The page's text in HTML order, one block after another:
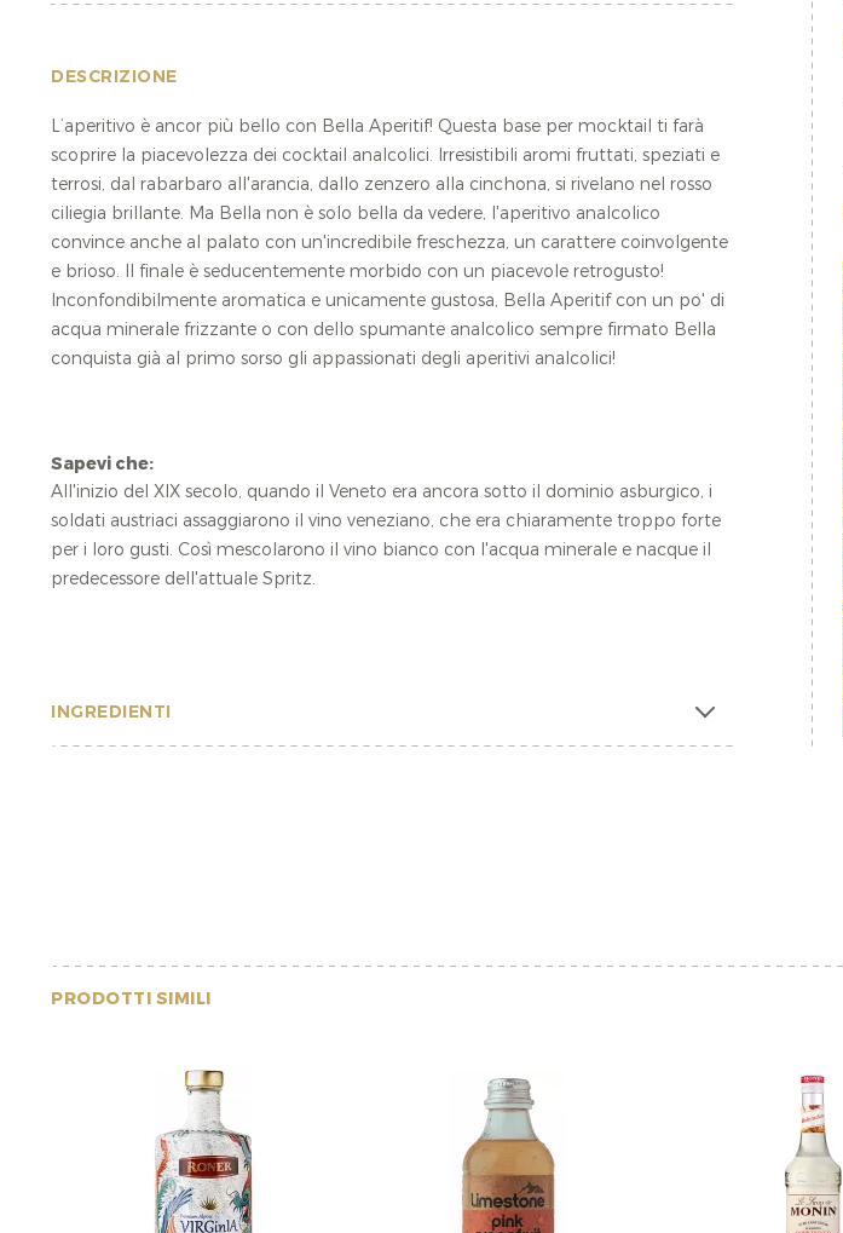
DESCRIZIONE
L’aperitivo è ancor più bello con Bella Aperitif! Questa base per mocktail ti farà
scoprire la piacevolezza dei cocktail analcolici. Irresistibili aromi fruttati, speziati e
terrosi, dal rabarbaro all'arancia, dallo zenzero alla cinchona, si rivelano nel rosso
ciliegia brillante. Ma Bella non è solo bella da vedere, l'aperitivo analcolico
convince anche al palato con un'incredibile freschezza, un carattere coinvolgente
e brioso. Il finale è seducentemente morbido con un piacevole retrogusto!
Inconfondibilmente aromatica e unicamente gustosa, Bella Aperitif con un po' di
acqua minerale frizzante o con dello spumante analcolico sempre firmato Bella
conquista già al primo sorso gli appassionati degli aperitivi analcolici!
Sapevi che:
All'inizio del XIX secolo, quando il Veneto era ancora sotto il dominio asburgico, i
soldati austriaci assaggiarono il vino veneziano, che era chiaramente troppo forte
per i loro gusti. Così mescolarono il vino bianco con l'acqua minerale e nacque il
predecessore dell'attuale Spritz.
INGREDIENTI
PRODOTTI SIMILI